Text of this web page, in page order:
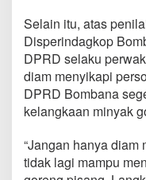
Selain itu, atas
Disperindagkop
DPRD selaku
diam menyikapi
DPRD Bombana
kelangkaan minyak
“Jangan hanya diam
tidak lagi mampu